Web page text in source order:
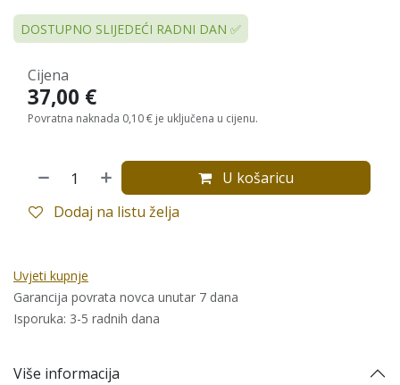
DOSTUPNO SLIJEDEĆI RADNI DAN ✅
U košaricu
Dodaj na listu želja
Cijena
37,00 €
Povratna naknada 0,10 € je uključena u cijenu.
Uvjeti kupnje
Garancija povrata novca unutar 7 dana
Isporuka: 3-5 radnih dana
Više informacija